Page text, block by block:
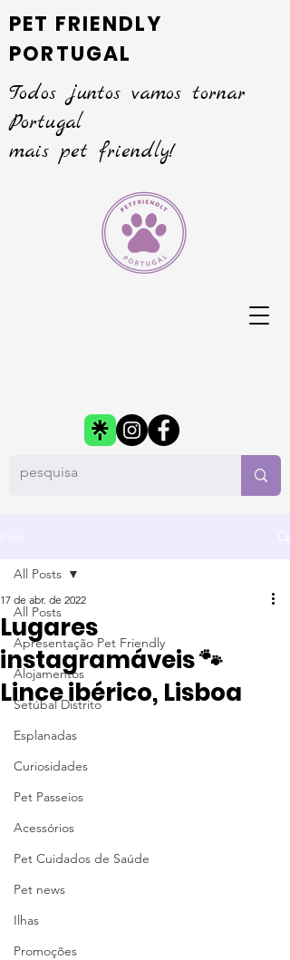
PET FRIENDLY
PORTUGAL
Todos juntos vamos tornar
Portugal
mais pet friendly!
All Posts
Apresentação Pet Friendly
Alojamentos
Setúbal Distrito
Esplanadas
Curiosidades
Pet Passeios
Acessórios
Pet Cuidados de Saúde
Pet news
Ilhas
Promoções
All Posts
Lugares
instagramáveis 🐾
Lince ibérico, Lisboa
17 de abr. de 2022